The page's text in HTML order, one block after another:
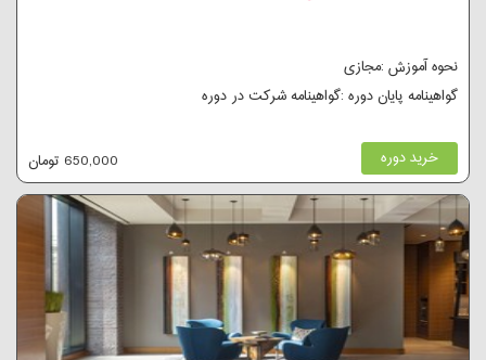
نحوه آموزش :مجازی
گواهینامه پایان دوره :گواهینامه شرکت در دوره
خرید دوره 650,000 تومان